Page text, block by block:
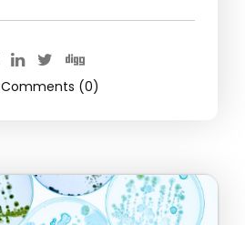
Comments (0)